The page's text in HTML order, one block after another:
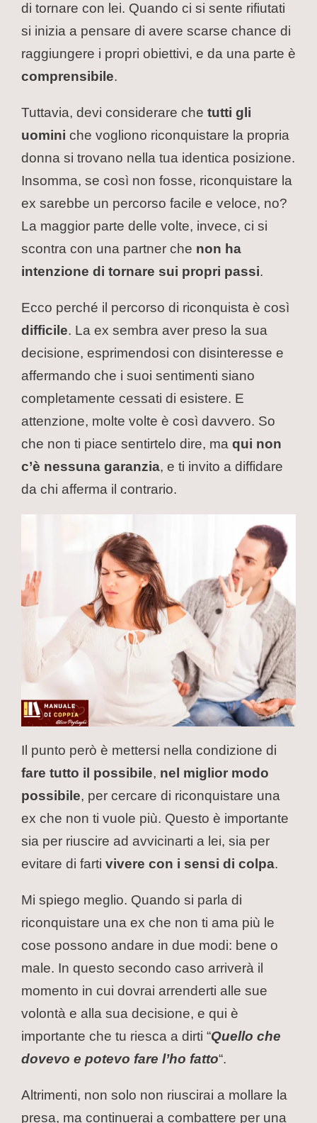
di tornare con lei. Quando ci si sente rifiutati
si inizia a pensare di avere scarse chance di
raggiungere i propri obiettivi, e da una parte è
comprensibile.
Tuttavia, devi considerare che tutti gli
uomini che vogliono riconquistare la propria
donna si trovano nella tua identica posizione.
Insomma, se così non fosse, riconquistare la
ex sarebbe un percorso facile e veloce, no?
La maggior parte delle volte, invece, ci si
scontra con una partner che non ha
intenzione di tornare sui propri passi.
Ecco perché il percorso di riconquista è così
difficile. La ex sembra aver preso la sua
decisione, esprimendosi con disinteresse e
affermando che i suoi sentimenti siano
completamente cessati di esistere. E
attenzione, molte volte è così davvero. So
che non ti piace sentirtelo dire, ma qui non
c’è nessuna garanzia, e ti invito a diffidare
da chi afferma il contrario.
Il punto però è mettersi nella condizione di
fare tutto il possibile, nel miglior modo
possibile, per cercare di riconquistare una
ex che non ti vuole più. Questo è importante
sia per riuscire ad avvicinarti a lei, sia per
evitare di farti vivere con i sensi di colpa.
Mi spiego meglio. Quando si parla di
riconquistare una ex che non ti ama più le
cose possono andare in due modi: bene o
male. In questo secondo caso arriverà il
momento in cui dovrai arrenderti alle sue
volontà e alla sua decisione, e qui è
importante che tu riesca a dirti “Quello che
dovevo e potevo fare l’ho fatto“.
Altrimenti, non solo non riuscirai a mollare la
presa, ma continuerai a combattere per una